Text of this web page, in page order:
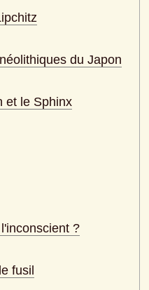
du Japon
et le Sphinx
?
fusil